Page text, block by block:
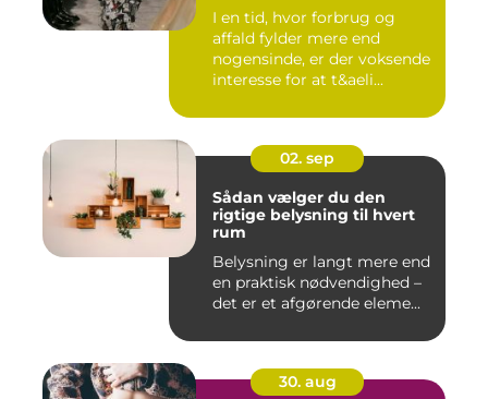
I en tid, hvor forbrug og
affald fylder mere end
nogensinde, er der voksende
interesse for at t&aeli...
02. sep
Sådan vælger du den
rigtige belysning til hvert
rum
Belysning er langt mere end
en praktisk nødvendighed –
det er et afgørende eleme...
30. aug